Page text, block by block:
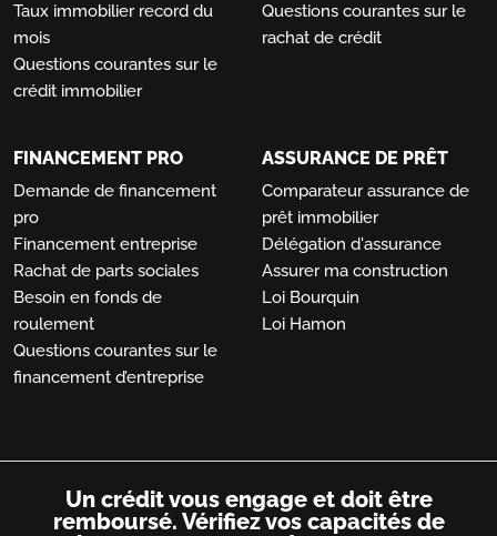
Taux immobilier record du
mois
Questions courantes sur le
crédit immobilier
Questions courantes sur le
rachat de crédit
FINANCEMENT PRO
Demande de financement
pro
Financement entreprise
Rachat de parts sociales
Besoin en fonds de
roulement
Questions courantes sur le
financement d’entreprise
ASSURANCE DE PRÊT
Comparateur assurance de
prêt immobilier
Délégation d'assurance
Assurer ma construction
Loi Bourquin
Loi Hamon
Un crédit vous engage et doit être
remboursé. Vérifiez vos capacités de